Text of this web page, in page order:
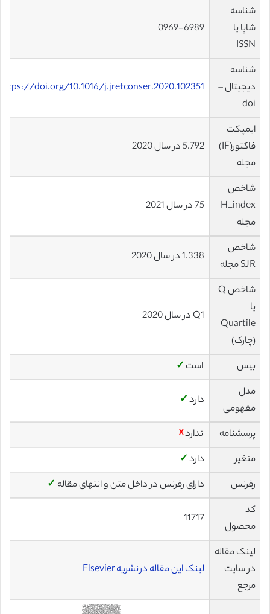
شناسه
شاپا یا
ISSN
0969-6989
شناسه
دیجیتال –
doi
doi.org/10.1016/j.jretconser.2020.102351
ایمپکت
فاکتور(IF)
مجله
5.792 در سال 2020
شاخص
H_index
مجله
75 در سال 2021
شاخص
SJR مجله
1.338 در سال 2020
شاخص Q
یا
Quartile
(چارک)
Q1 در سال 2020
بیس است ✓
مدل
مفهومی
دارد✓
پرسشنامه ندارد☓
متغیر
دارد✓
رفرنس
دارای رفرنس در داخل متن و انتهای مقاله ✓
کد
محصول
11717
لینک مقاله
در سایت
مرجع
لینک این مقاله در نشریه Elsevier